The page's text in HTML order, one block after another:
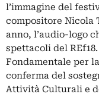
l’immagine del
compositore Nicola
anno, l’audio-logo
spettacoli del REf18.
Fondamentale per
conferma del
Attività Culturali e